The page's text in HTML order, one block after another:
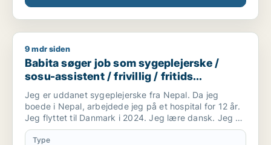
Babita søger job som sygeplejerske / sosu-assistent /
9 mdr siden
Babita søger job som sygeplejerske /
sosu-assistent / frivillig / fritids
medarbejder
Jeg er uddanet sygeplejerske fra Nepal. Da jeg
boede i Nepal, arbejdede jeg på et hospital for 12 år.
Jeg flyttet til Danmark i 2024. Jeg lære dansk. Jeg vil
gerne arbejde som SOSU hjælper(ufaglærte).
Type